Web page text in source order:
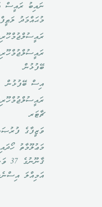
ނައިބު ރައީސް
މުޙައްމަދު ލަޠީފް
ބޭފުޅުން
އިސް ބޭފުޅުން
ޗާޓަރ
ވަޒީފާގެ
މަޢުލޫމާތު
އަމިއްލަ